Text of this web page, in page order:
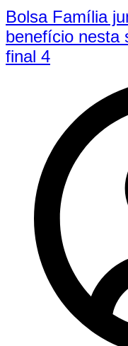
Bolsa Família
benefício nesta
final 4